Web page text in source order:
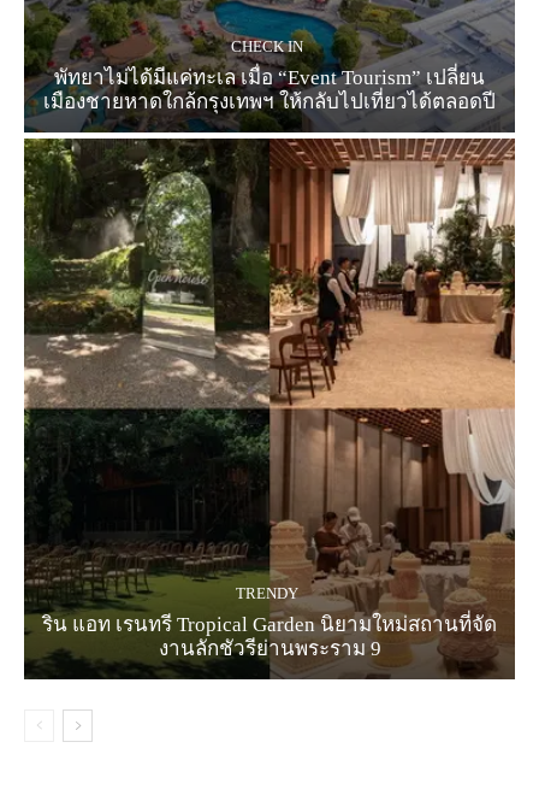
CHECK IN
พัทยาไม่ได้มีแค่ทะเล เมื่อ “Event Tourism” เปลี่ยน
เมืองชายหาดใกล้กรุงเทพฯ ให้กลับไปเที่ยวได้ตลอดปี
TRENDY
ริน แอท เรนทรี Tropical Garden นิยามใหม่สถานที่จัด
งานลักชัวรีย่านพระราม 9